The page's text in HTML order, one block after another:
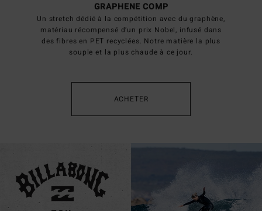
GRAPHENE COMP
Un stretch dédié à la compétition avec du graphène,
matériau récompensé d’un prix Nobel, infusé dans
des fibres en PET recyclées. Notre matière la plus
souple et la plus chaude à ce jour.
ACHETER